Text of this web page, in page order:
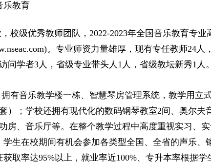
乐教育
校级优秀教师团队， 2022-2023年全国音乐教育专业
。专业师资力量雄厚，现有专任教师24人
问学者3人，省级专业带头人 1 人，省级教坛新秀1 人
有音乐教学楼一栋、智慧琴房管理系统，教学用立
）；学校还拥有现代化的数码钢琴教室2间、奥尔夫
房、音乐厅等。在整个教学过程中高度重视实习、
学生在校期间有机会参加各类型全国、全省的声乐、
获取率达95%以上，就业率近100%、专升本率根据学